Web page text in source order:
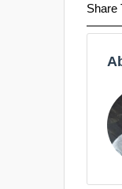
Share